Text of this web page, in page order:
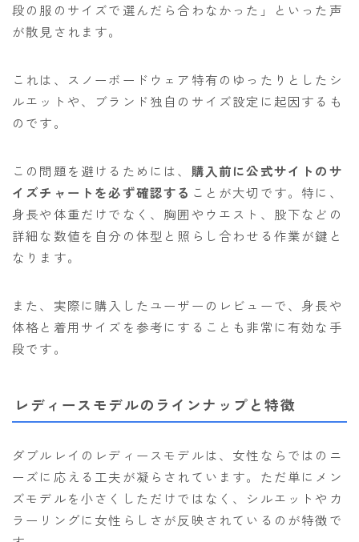
段の服のサイズで選んだら合わなかった」といった声
が散見されます。
これは、スノーボードウェア特有のゆったりとしたシ
ルエットや、ブランド独自のサイズ設定に起因するも
のです。
この問題を避けるためには、 購入前に公式サイトのサ
イズチャートを必ず確認する ことが大切です。特に、
身長や体重だけでなく、胸囲やウエスト、股下などの
詳細な数値を自分の体型と照らし合わせる作業が鍵と
なります。
また、実際に購入したユーザーのレビューで、身長や
体格と着用サイズを参考にすることも非常に有効な手
段です。
レディースモデルのラインナップと特徴
ダブルレイのレディースモデルは、女性ならではのニ
ーズに応える工夫が凝らされています。ただ単にメン
ズモデルを小さくしただけではなく、シルエットやカ
ラーリングに女性らしさが反映されているのが特徴で